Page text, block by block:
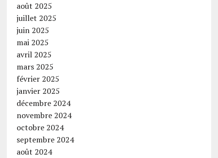
août 2025
juillet 2025
juin 2025
mai 2025
avril 2025
mars 2025
février 2025
janvier 2025
décembre 2024
novembre 2024
octobre 2024
septembre 2024
août 2024